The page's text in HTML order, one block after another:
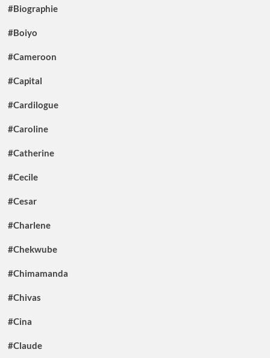
#Biographie
#Boiyo
#Cameroon
#Capital
#Cardilogue
#Caroline
#Catherine
#Cecile
#Cesar
#Charlene
#Chekwube
#Chimamanda
#Chivas
#Cina
#Claude